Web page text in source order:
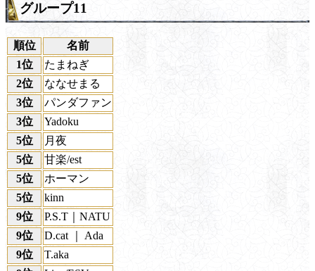
グループ11
順位
名前
1位
たまねぎ
2位
ななせまる
3位
パンダファン
3位
Yadoku
5位
月夜
5位
甘楽/est
5位
ホーマン
5位
kinn
9位
P.S.T｜NATU
9位
D.cat ｜ Ada
9位
T.aka